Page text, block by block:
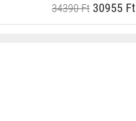
34390 Ft30955 Ft